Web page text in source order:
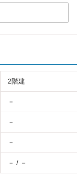
2階建
－
－
－
－ / －